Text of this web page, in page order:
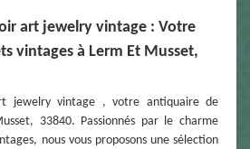
art jewelry vintage : Votre
vintages à Lerm Et Musset,
jewelry vintage , votre antiquaire de
33840. Passionnés par le charme
nous vous proposons une sélection